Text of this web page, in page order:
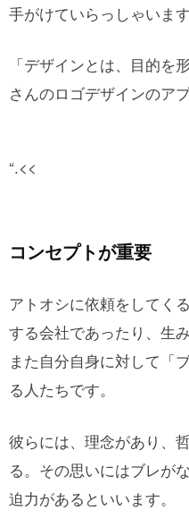
手がけていらっしゃいます
「デザインとは、目的を
さんのロゴデザインのア
“.<<
コンセプトが重要
アトオシに依頼をしてく
する会社であったり、生
また自分自身に対して「
る人たちです。
彼らには、理念があり、
る。その思いにはブレが
迫力があるといいます。